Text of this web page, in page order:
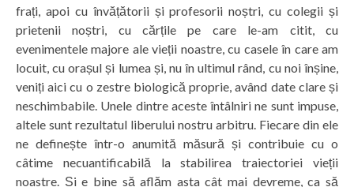
frați, apoi cu învățătorii și profesorii noștri, cu colegii și
prietenii noștri, cu cărțile pe care le-am citit, cu
evenimentele majore ale vieții noastre, cu casele în care am
locuit, cu orașul și lumea și, nu în ultimul rând, cu noi înșine,
veniți aici cu o zestre biologică proprie, având date clare și
neschimbabile. Unele dintre aceste întâlniri ne sunt impuse,
altele sunt rezultatul liberului nostru arbitru. Fiecare din ele
ne definește într-o anumită măsură și contribuie cu o
câtime necuantificabilă la stabilirea traiectoriei vieții
noastre. Și e bine să aflăm asta cât mai devreme, ca să